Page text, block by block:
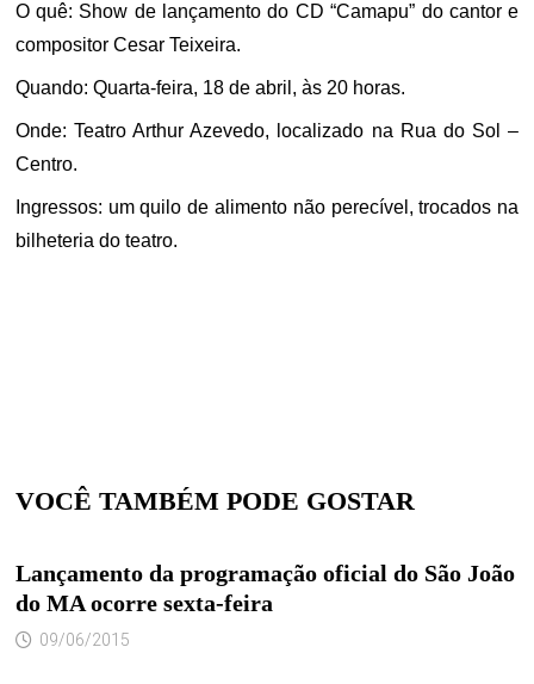
O quê: Show de lançamento do CD “Camapu” do cantor e
compositor Cesar Teixeira.
Quando: Quarta-feira, 18 de abril, às 20 horas.
Onde: Teatro Arthur Azevedo, localizado na Rua do Sol –
Centro.
Ingressos: um quilo de alimento não perecível, trocados na
bilheteria do teatro.
VOCÊ TAMBÉM PODE GOSTAR
Lançamento da programação oficial do São João
do MA ocorre sexta-feira
09/06/2015